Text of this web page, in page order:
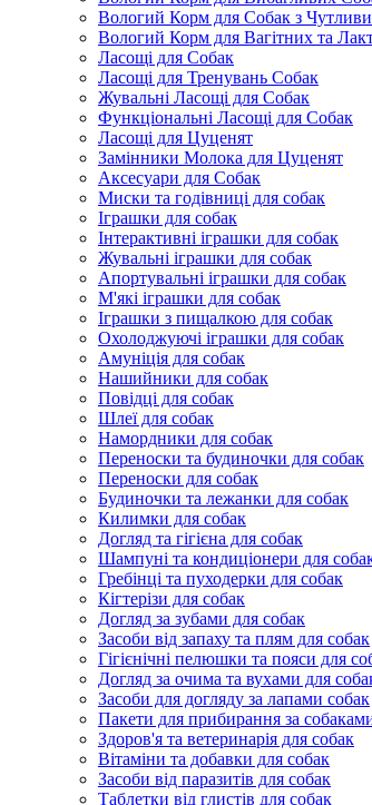
Вологий Корм для Собак з
Вологий Корм для Вагітних та
Ласощі для Собак
Ласощі для Тренувань Собак
Жувальні Ласощі для Собак
Функціональні Ласощі для Собак
Ласощі для Цуценят
Замінники Молока для Цуценят
Аксесуари для Собак
Миски та годівниці для собак
Іграшки для собак
Інтерактивні іграшки для собак
Жувальні іграшки для собак
Апортувальні іграшки для собак
М'які іграшки для собак
Іграшки з пищалкою для собак
Охолоджуючі іграшки для собак
Амуніція для собак
Нашийники для собак
Повідці для собак
Шлеї для собак
Намордники для собак
Переноски та будиночки для собак
Переноски для собак
Будиночки та лежанки для собак
Килимки для собак
Догляд та гігієна для собак
Шампуні та кондиціонери для
Гребінці та пуходерки для собак
Кігтерізи для собак
Догляд за зубами для собак
Засоби від запаху та плям для собак
Гігієнічні пелюшки та пояси для
Догляд за очима та вухами для
Засоби для догляду за лапами собак
Пакети для прибирання за
Здоров'я та ветеринарія для собак
Вітаміни та добавки для собак
Засоби від паразитів для собак
Таблетки від глистів для собак